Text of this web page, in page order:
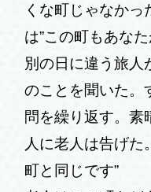
くな町じゃなかっ
は”この町もあな
別の日に違う旅人
のことを聞いた。
問を繰り返す。素
人に老人は告げた
町と同じです”